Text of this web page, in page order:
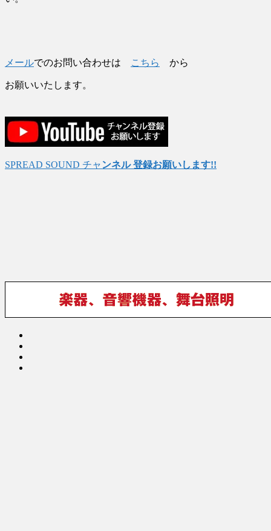
メールでのお問い合わせは こちら から
お願いいたします。
SPREAD SOUND チャ ンネル 登録お願いします!!